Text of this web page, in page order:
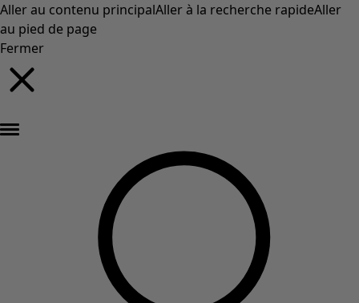
Aller au contenu principalAller à la recherche rapideAller
au pied de page
Fermer